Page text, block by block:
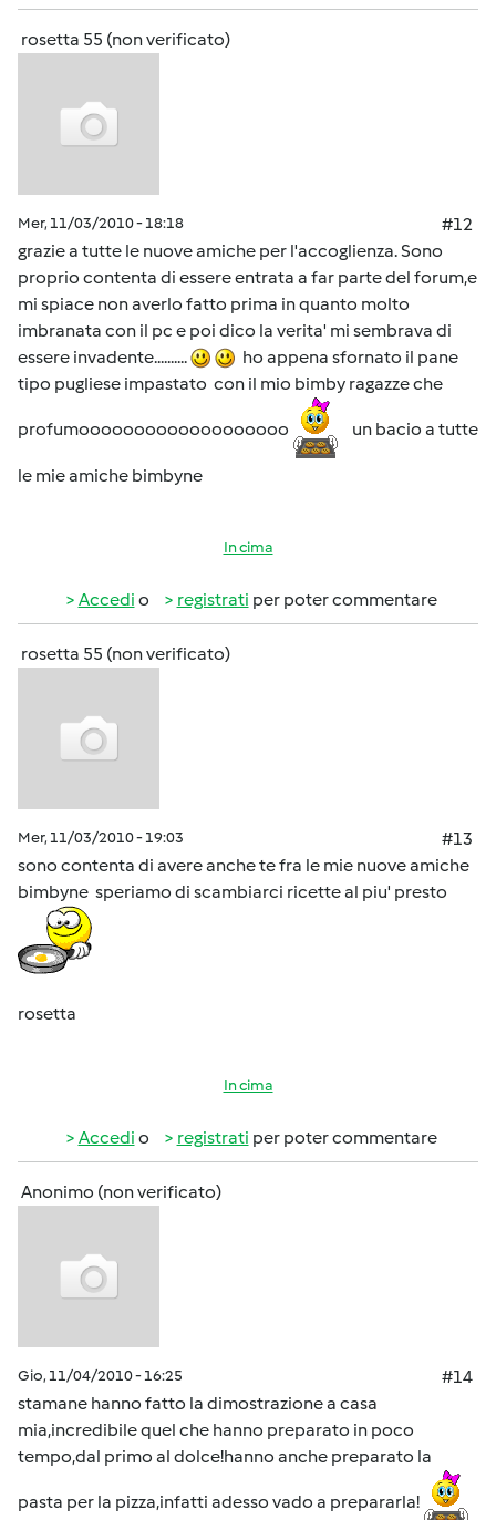
rosetta 55 (non verificato)
Mer, 11/03/2010 - 18:18
#12
grazie a tutte le nuove amiche per l'accoglienza. Sono
proprio contenta di essere entrata a far parte del forum,e
mi spiace non averlo fatto prima in quanto molto
imbranata con il pc e poi dico la verita' mi sembrava di
essere invadente..........
ho appena sfornato il pane
tipo pugliese impastato con il mio bimby ragazze che
profumooooooooooooooooooo un bacio a tutte
le mie amiche bimbyne
In cima
Accedi o registrati per poter commentare
rosetta 55 (non verificato)
Mer, 11/03/2010 - 19:03
#13
sono contenta di avere anche te fra le mie nuove amiche
bimbyne speriamo di scambiarci ricette al piu' presto
rosetta
In cima
Accedi o registrati per poter commentare
Anonimo (non verificato)
Gio, 11/04/2010 - 16:25
#14
stamane hanno fatto la dimostrazione a casa
mia,incredibile quel che hanno preparato in poco
tempo,dal primo al dolce!hanno anche preparato la
pasta per la pizza,infatti adesso vado a prepararla!